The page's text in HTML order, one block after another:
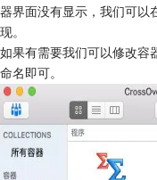
器界面没有显示，我们可以
现。
如果有需要我们可以修改容
命名即可。